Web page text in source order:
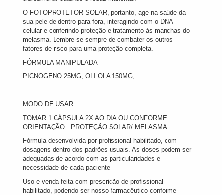
O FOTOPROTETOR SOLAR, portanto, age na saúde da
sua pele de dentro para fora, interagindo com o DNA
celular e conferindo proteção e tratamento às manchas do
melasma. Lembre-se sempre de combater os outros
fatores de risco para uma proteção completa.
FÓRMULA MANIPULADA
PICNOGENO 25MG; OLI OLA 150MG;
MODO DE USAR:
TOMAR 1 CÁPSULA 2X AO DIA OU CONFORME
ORIENTAÇÃO.: PROTEÇÃO SOLAR/ MELASMA
Fórmula desenvolvida por profissional habilitado, com
dosagens dentro dos padrões usuais. As doses podem ser
adequadas de acordo com as particularidades e
necessidade de cada paciente.
Uso e venda feita com prescrição de profissional
habilitado, podendo ser nosso farmacêutico conforme